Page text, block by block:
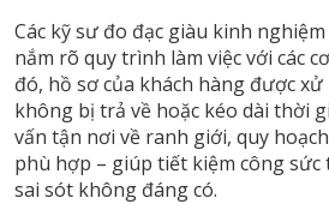
Các kỹ sư đo đạc giàu kinh
nắm rõ quy trình làm việc với các
đó, hồ sơ của khách hàng được
không bị trả về hoặc kéo dài thời
vấn tận nơi về ranh giới, quy
phù hợp – giúp tiết kiệm công
sai sót không đáng có.